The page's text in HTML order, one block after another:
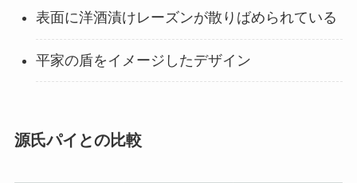
表面に洋酒漬けレーズンが散りばめられている
平家の盾をイメージしたデザイン
源氏パイとの比較